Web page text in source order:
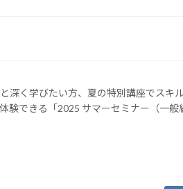
深く学びたい方、夏の特別講座でスキ
験できる「2025 サマーセミナー（一般